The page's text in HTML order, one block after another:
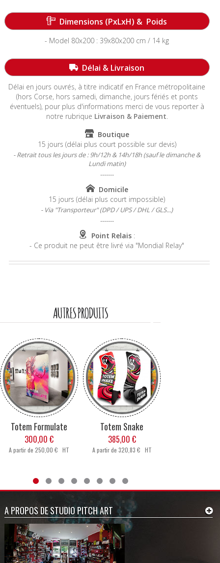
Dimensions (PxLxH) & Poids
- Model 80x200 : 39x80x200 cm / 14 kg
Délai & Livraison
Délai en jours ouvrés, à titre indicatif en France métropolitaine
(hors Corse, hors samedi, dimanche, jours fériés et ponts
éventuels), pour plus d'informations merci de vous reporter à
notre rubrique Livraison & Paiement.
Boutique
15 jours (délai plus court possible sur devis)
- Retrait tous les jours de : 9h/12h & 14h/18h (sauf le dimanche &
Lundi matin)
-------
Domicile
15 jours (délai plus court impossible)
- Via "Transporteur" (DPD / UPS / DHL / GLS...)
-------
Point Relais :
- Ce produit ne peut être livré via "Mondial Relay"
AUTRES PRODUITS
Totem Formulate
300,00 €
A partir de 250,00 € HT
Totem Snake
385,00 €
A partir de 320,83 € HT
A PROPOS DE STUDIO PITCH ART